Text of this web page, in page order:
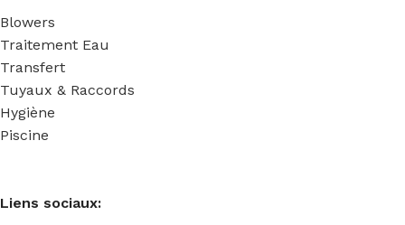
Blowers
Traitement Eau
Transfert
Tuyaux & Raccords
Hygiène
Piscine
Liens sociaux: